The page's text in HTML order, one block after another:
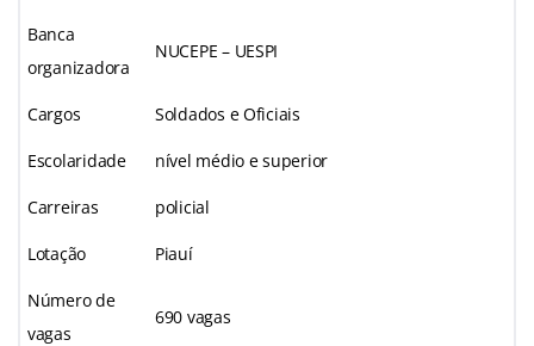
Banca
organizadora
NUCEPE – UESPI
Cargos Soldados e Oficiais
Escolaridade nível médio e superior
Carreiras policial
Lotação Piauí
Número de
vagas
690 vagas